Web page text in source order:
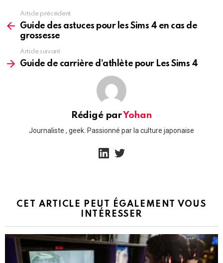
more
Article précédent
Guide des astuces pour les Sims 4 en cas de
grossesse
Article suivant
Guide de carrière d’athlète pour Les Sims 4
Rédigé parYohan
Journaliste , geek. Passionné par la culture japonaise
linkedin
CET ARTICLE PEUT ÉGALEMENT VOUS
INTÉRESSER